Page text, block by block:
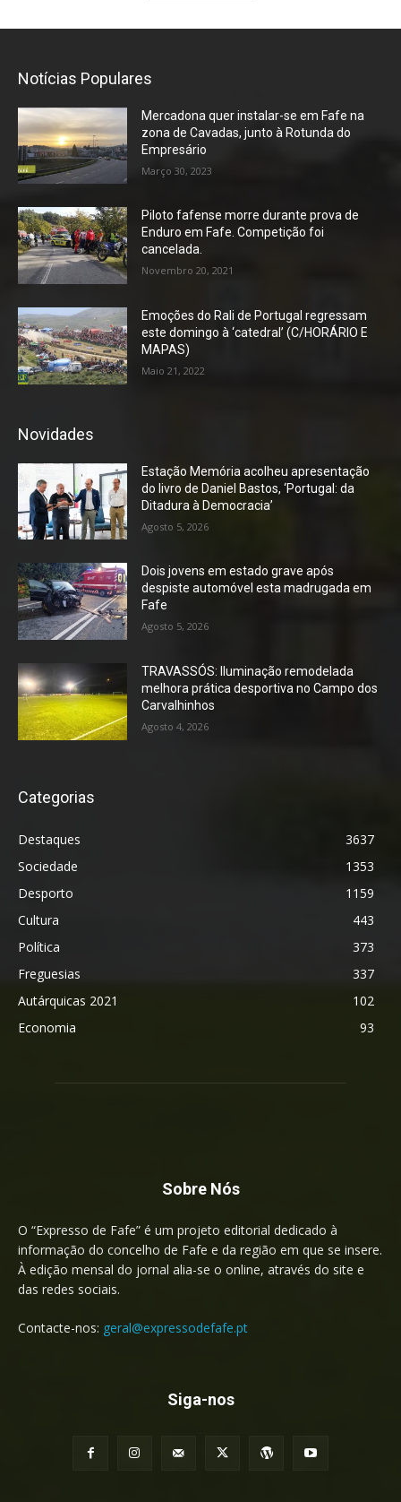
Notícias Populares
Mercadona quer instalar-se em Fafe na
zona de Cavadas, junto à Rotunda do
Empresário
Março 30, 2023
Piloto fafense morre durante prova de
Enduro em Fafe. Competição foi
cancelada.
Novembro 20, 2021
Emoções do Rali de Portugal regressam
este domingo à ‘catedral’ (C/HORÁRIO E
MAPAS)
Maio 21, 2022
Novidades
Estação Memória acolheu apresentação
do livro de Daniel Bastos, ‘Portugal: da
Ditadura à Democracia’
Agosto 5, 2026
Dois jovens em estado grave após
despiste automóvel esta madrugada em
Fafe
Agosto 5, 2026
TRAVASSÓS: Iluminação remodelada
melhora prática desportiva no Campo dos
Carvalhinhos
Agosto 4, 2026
Categorias
Destaques
3637
Sociedade
1353
Desporto
1159
Cultura
443
Política
373
Freguesias
337
Autárquicas 2021
102
Economia
93
Sobre Nós
O “Expresso de Fafe” é um projeto editorial dedicado à
informação do concelho de Fafe e da região em que se insere.
À edição mensal do jornal alia-se o online, através do site e
das redes sociais.
Contacte-nos: geral@expressodefafe.pt
Siga-nos